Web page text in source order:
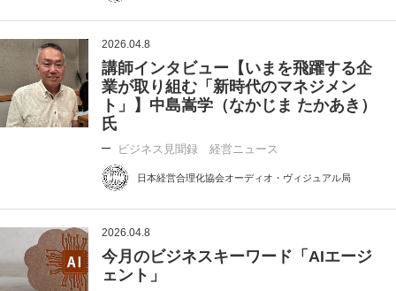
2026.04.8
講師インタビュー【いまを飛躍する企
業が取り組む「新時代のマネジメン
ト」】中島嵩学（なかじま たかあき）
氏
ビジネス見聞録 経営ニュース
日本経営合理化協会オーディオ・ヴィジュアル局
2026.04.8
今月のビジネスキーワード「AIエージ
ェント」